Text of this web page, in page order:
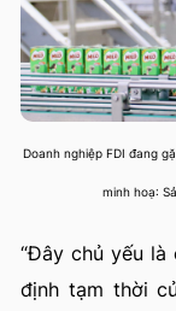
Doanh nghiệp FDI đang
minh hoạ:
“Đây chủ yếu là
định tạm thời